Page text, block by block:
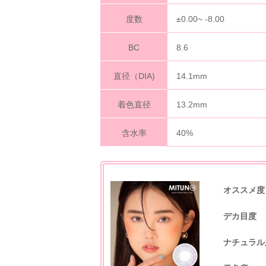
度数 ±0.00~ -8.00
BC 8.6
直径（DIA) 14.1mm
着色直径 13.2mm
含水率 40%
オススメ度
デカ目度
ナチュラ